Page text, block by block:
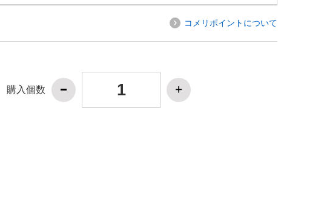
コメリポイントについて
購入個数